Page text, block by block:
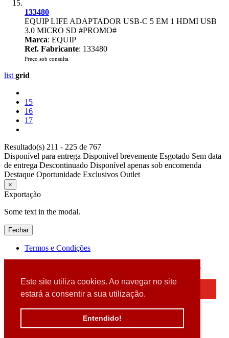
Este site utiliza cookies. Ao navegar no site
estará a consentir a sua utilização.
Entendido!
133480
EQUIP LIFE ADAPTADOR USB-C 5 EM 1 HDMI USB
3.0 MICRO SD #PROMO#
Marca: EQUIP
Ref. Fabricante: 133480
Preço sob consulta
list grid
15
16
17
Resultado(s) 211 - 225 de 767
Disponível para entrega Disponível brevemente Esgotado Sem data
de entrega Descontinuado Disponível apenas sob encomenda
Destaque Oportunidade Exclusivos Outlet
×
Exportação
Some text in the modal.
Fechar
Termos e Condições
Detectamos que está a usar um browser desatualizado
Por favor, atualize o seu browser
para garantir uma melhor experiência.